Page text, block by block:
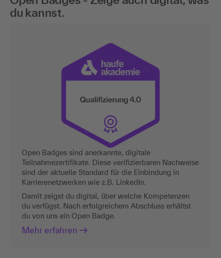
du kannst.
Open Badges sind anerkannte, digitale
Teilnahmezertifikate. Diese verifizierbaren Nachweise
sind der aktuelle Standard für die Einbindung in
Karrierenetzwerken wie z.B. LinkedIn.
Damit zeigst du digital, über welche Kompetenzen
du verfügst. Nach erfolgreichem Abschluss erhältst
du von uns ein Open Badge.
Mehr erfahren